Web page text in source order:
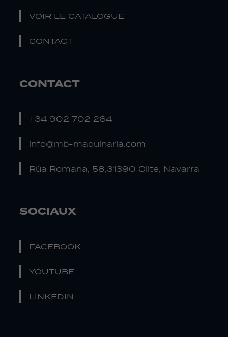
VOIR LE CATALOGUE
CONTACT
CONTACT
+34 902 702 264
info@mb-maquinaria.com
Rúa Romana, 58,31390 Olite, Navarra
SOCIAUX
FACEBOOK
YOUTUBE
LINKEDIN